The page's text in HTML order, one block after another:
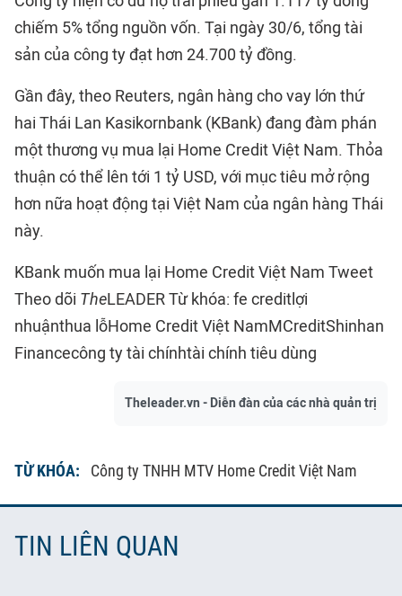
chiếm 5% tổng nguồn vốn. Tại ngày 30/6, tổng tài
sản của công ty đạt hơn 24.700 tỷ đồng.
Gần đây, theo Reuters, ngân hàng cho vay lớn thứ
hai Thái Lan Kasikornbank (KBank) đang đàm phán
một thương vụ mua lại Home Credit Việt Nam. Thỏa
thuận có thể lên tới 1 tỷ USD, với mục tiêu mở rộng
hơn nữa hoạt động tại Việt Nam của ngân hàng Thái
này.
KBank muốn mua lại Home Credit Việt Nam Tweet
Theo dõi TheLEADER Từ khóa: fe creditlợi
nhuậnthua lỗHome Credit Việt NamMCreditShinhan
Financecông ty tài chínhtài chính tiêu dùng
Theleader.vn - Diễn đàn của các nhà quản trị
TỪ KHÓA: Công ty TNHH MTV Home Credit Việt Nam
TIN LIÊN QUAN